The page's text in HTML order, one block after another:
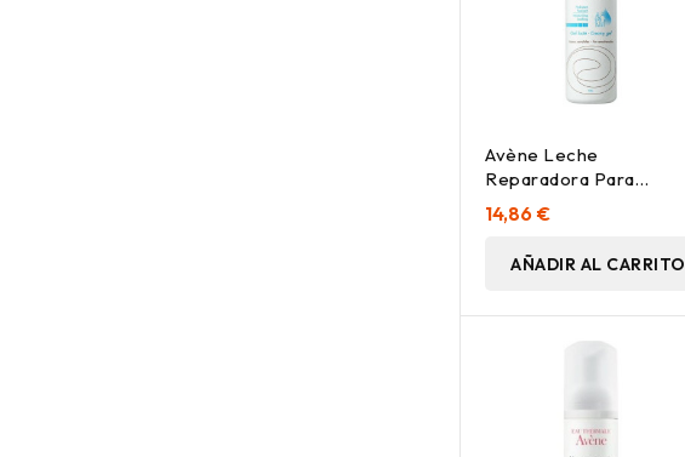
Avène Leche
Reparadora Para
Después Del Sol, 200
Ml
14,86 €
AÑADIR AL CARRITO